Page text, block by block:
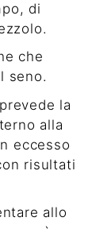
di
che
seno.
prevede la
alla
eccesso
risultati
allo